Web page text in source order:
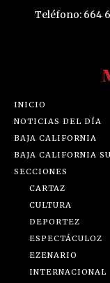
Teléfono: 664
INICIO
NOTICIAS DEL DÍA
BAJA CALIFORNIA
BAJA CALIFORNIA
SECCIONES
CARTAZ
CULTURA
DEPORTEZ
ESPECTÁCULOZ
EZENARIO
INTERNACIONAL